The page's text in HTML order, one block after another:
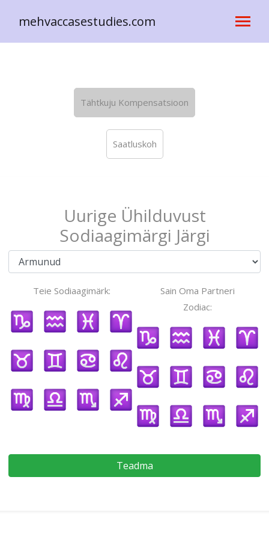
mehvaccasestudies.com
Tähtkuju Kompensatsioon
Saatluskoh
Uurige Ühilduvust
Sodiaagimärgi Järgi
Teie Sodiaagimärk:
Sain Oma Partneri
Zodiac:
Teadma